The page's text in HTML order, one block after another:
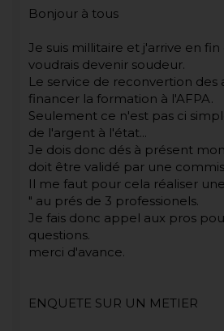
Bonjour à tous
Je suis millitaire et j'arrive en
voudrais devenir soudeur.
Le service de reconvertion
financer la formation à l'AFPA.
Seulement ce n'est pas ci
de l'argent à l'état...
Je dois donc dés à présent
doit être validé par une
Il me faut pour cela réaliser
" au prés de 3 professionels.
Je fais donc appel aux pros
questions.
merci d'avance.
ENQUETE SUR UN METIER